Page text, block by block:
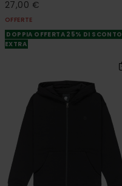
27,00 €
OFFERTE
DOPPIA OFFERTA 25% DI SCONTO
EXTRA